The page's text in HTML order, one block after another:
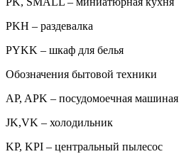
PKH – раздевалка
PYKK – шкаф для белья
Обозначения бытовой техники
AP, APK – посудомоечная машиная
JK,VK – холодильник
KP, KPI – центральный пылесос